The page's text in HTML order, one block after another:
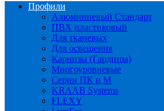
Профили
Алюминиевый Стандарт
ПВХ пластиковый
Для тканевых
Для освещения
Карнизы (Гардины)
Многоуровневые
Серии ПК и М
KRAAB Systems
FLEXY